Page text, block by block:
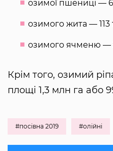
озимої пшениці —
озимого жита — 113
озимого ячменю —
Крім того, озимий
площі 1,3 млн га або
#посівна 2019 #олійні